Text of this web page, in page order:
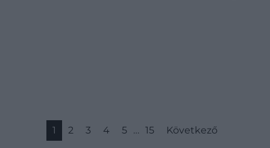
1 2 3 4 5 … 15 Következő